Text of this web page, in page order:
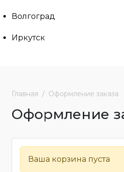
Волгоград
Иркутск
Главная Оформление заказа
Оформление
Ваша корзина пуста